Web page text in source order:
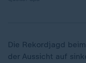
Die Rekordjagd
der Aussicht auf